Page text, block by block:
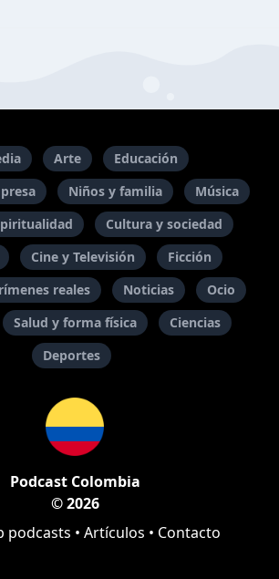
Arte
Educación
Niños y familia
Música
Cultura y sociedad
Cine y Televisión
Ficción
reales Noticias
Ocio
Salud y forma física
Ciencias
Deportes
Podcast Colombia
© 2026
podcasts • Artículos • Contacto